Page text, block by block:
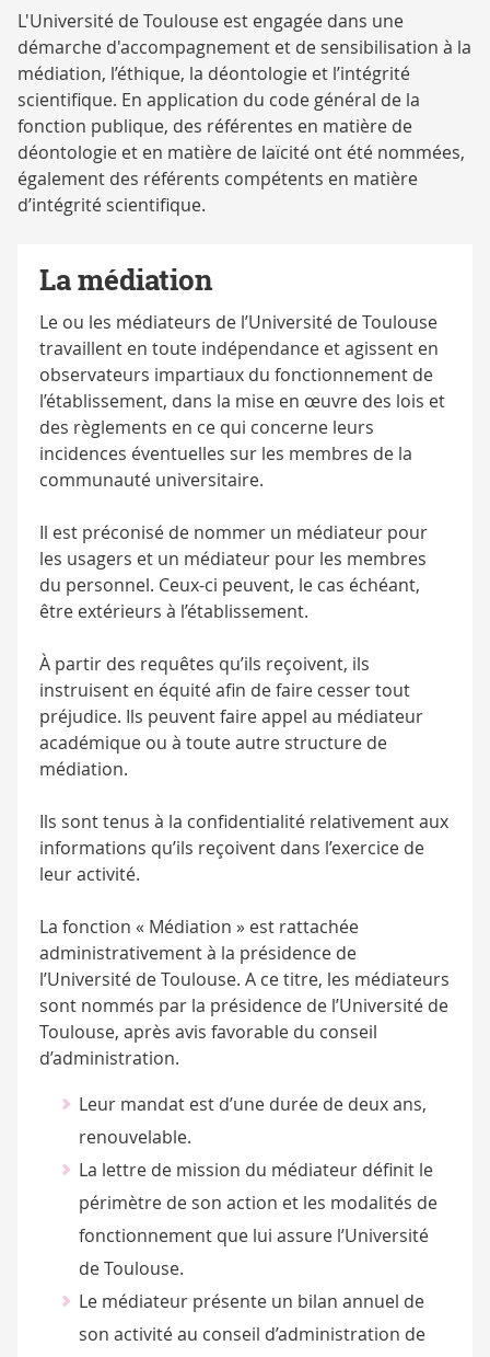
ATOUTS
MÉDIATION,
ÉTHIQUE ET
DÉONTOLOGIE
L'Université de Toulouse est engagée dans une
démarche d'accompagnement et de sensibilisation à la
médiation, l’éthique, la déontologie et l’intégrité
scientifique. En application du code général de la
fonction publique, des référentes en matière de
déontologie et en matière de laïcité ont été nommées,
également des référents compétents en matière
d’intégrité scientifique.
La médiation
Le ou les médiateurs de l’Université de Toulouse
travaillent en toute indépendance et agissent en
observateurs impartiaux du fonctionnement de
l’établissement, dans la mise en œuvre des lois et
des règlements en ce qui concerne leurs
incidences éventuelles sur les membres de la
communauté universitaire.
Il est préconisé de nommer un médiateur pour
les usagers et un médiateur pour les membres
du personnel. Ceux-ci peuvent, le cas échéant,
être extérieurs à l’établissement.
À partir des requêtes qu’ils reçoivent, ils
instruisent en équité afin de faire cesser tout
préjudice. Ils peuvent faire appel au médiateur
académique ou à toute autre structure de
médiation.
Ils sont tenus à la confidentialité relativement aux
informations qu’ils reçoivent dans l’exercice de
leur activité.
La fonction « Médiation » est rattachée
administrativement à la présidence de
l’Université de Toulouse. A ce titre, les médiateurs
sont nommés par la présidence de l’Université de
Toulouse, après avis favorable du conseil
d’administration.
Leur mandat est d’une durée de deux ans,
renouvelable.
La lettre de mission du médiateur définit le
périmètre de son action et les modalités de
fonctionnement que lui assure l’Université
de Toulouse.
Le médiateur présente un bilan annuel de
son activité au conseil d’administration de